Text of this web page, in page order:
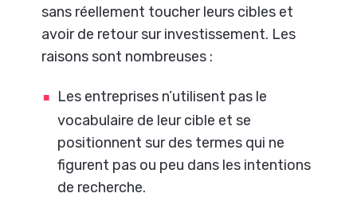
sans réellement toucher leurs cibles et
avoir de retour sur investissement. Les
raisons sont nombreuses :
Les entreprises n’utilisent pas le
vocabulaire de leur cible et se
positionnent sur des termes qui ne
figurent pas ou peu dans les intentions
de recherche.